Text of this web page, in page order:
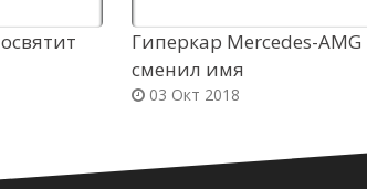
Гиперкар Mercedes-AMG
сменил имя
03 Окт 2018